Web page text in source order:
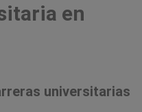
en
universitarias